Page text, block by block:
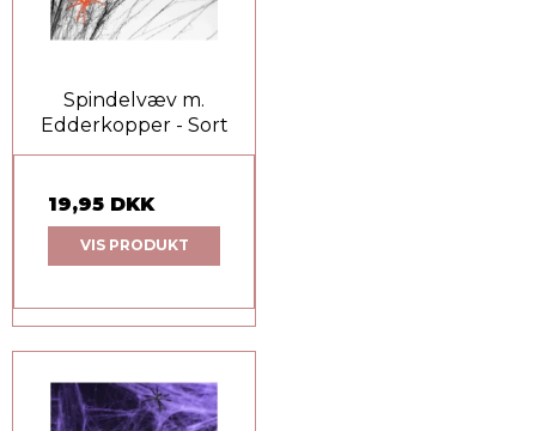
Spindelvæv m.
Edderkopper - Sort
19,95 DKK
VIS PRODUKT